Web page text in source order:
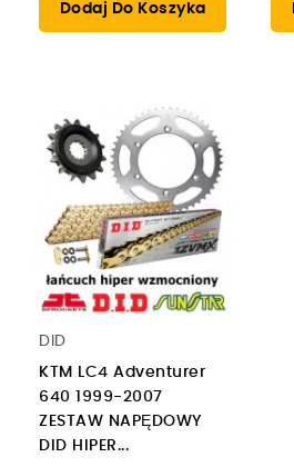
Dodaj Do Koszyka
DID
KTM LC4 Adventurer
640 1999-2007
ZESTAW NAPĘDOWY
DID HIPER...